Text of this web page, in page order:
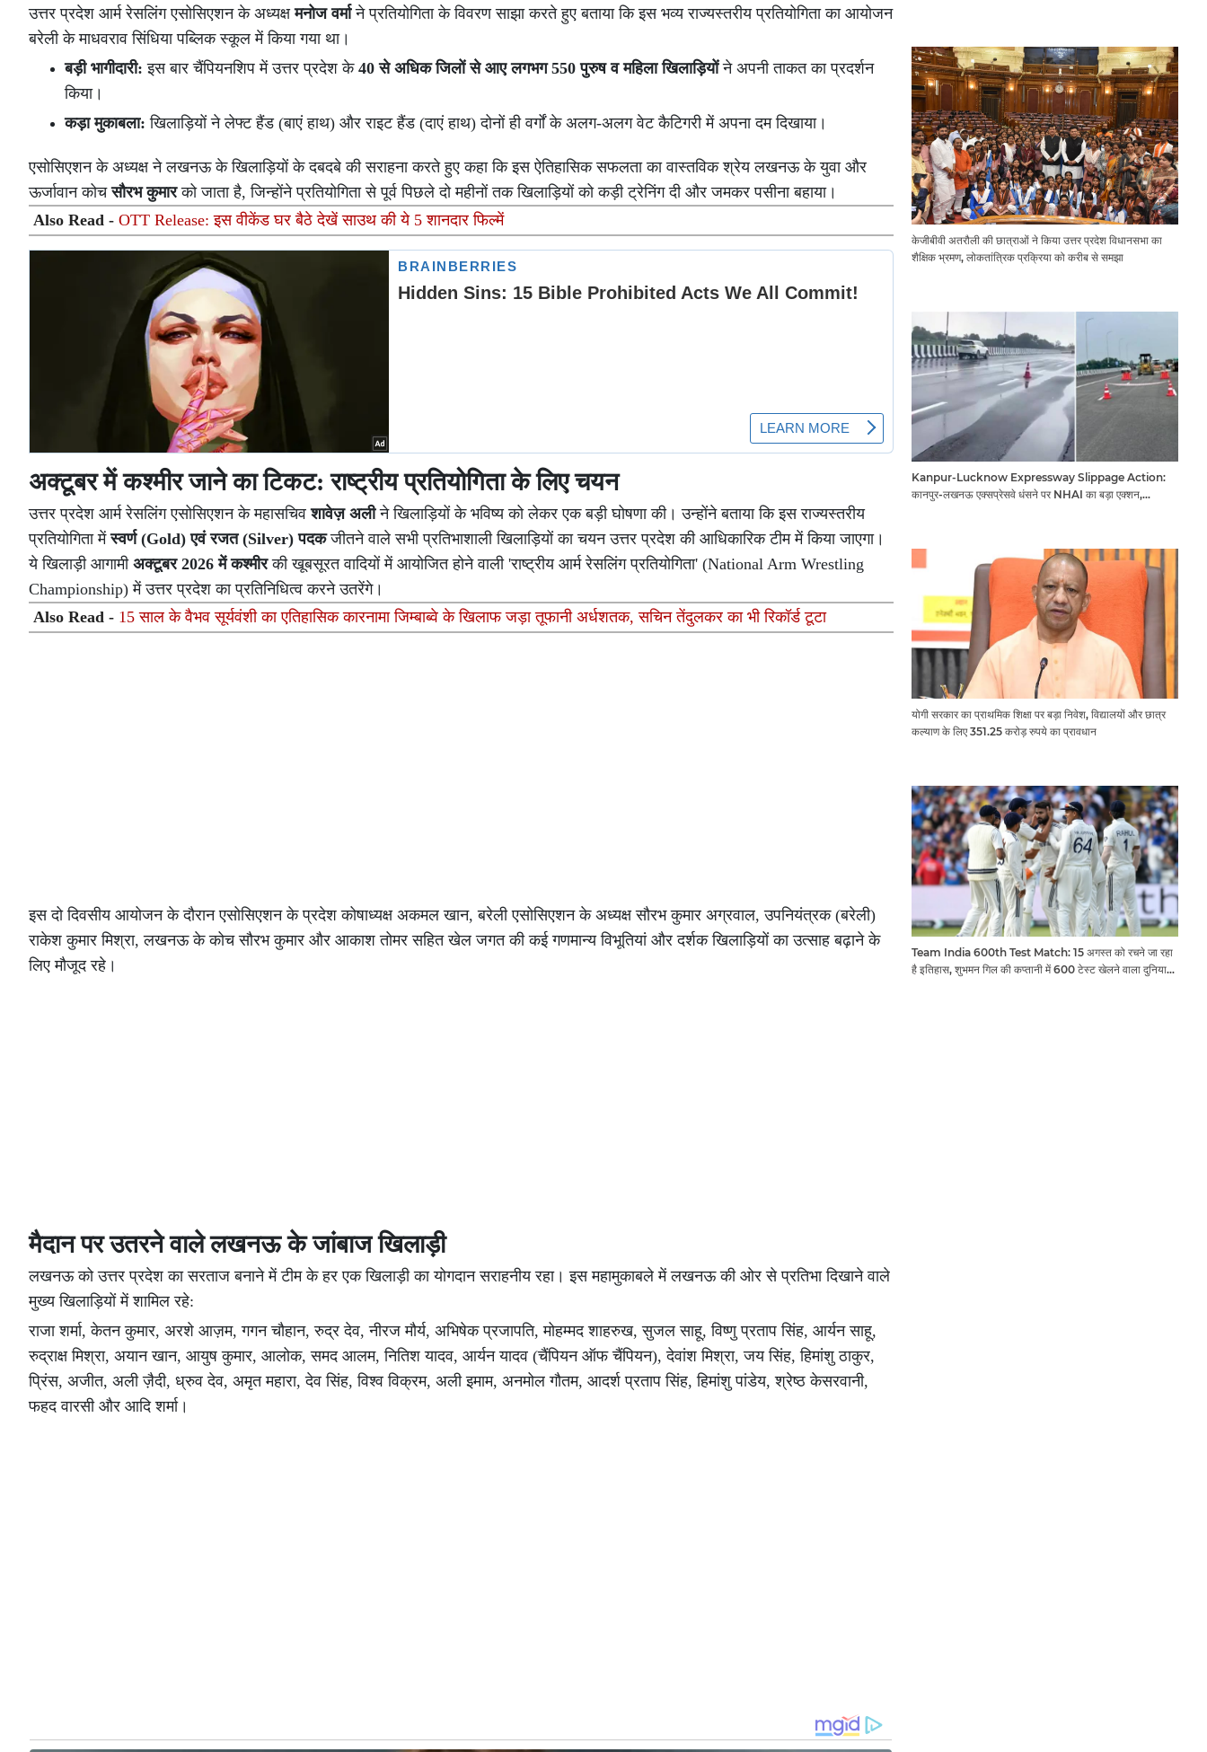
उत्तर प्रदेश आर्म रेसलिंग एसोसिएशन के अध्यक्षमनोज वर्माने प्रतियोगिता के विवरण साझा करते हुए बताया कि इस भव्य राज्यस्तरीय प्रतियोगिता का आयोजन
बरेली के माधवराव सिंधिया पब्लिक स्कूल में किया गया था।
बड़ी भागीदारी: इस बार चैंपियनशिप में उत्तर प्रदेश के 40 से अधिक जिलों से आए लगभग 550 पुरुष व महिला खिलाड़ियोंने अपनी ताकत का प्रदर्शन
किया।
कड़ा मुकाबला: खिलाड़ियों ने लेफ्ट हैंड (बाएं हाथ) और राइट हैंड (दाएं हाथ) दोनों ही वर्गों के अलग-अलग वेट कैटिगरी में अपना दम दिखाया।
एसोसिएशन के अध्यक्ष ने लखनऊ के खिलाड़ियों के दबदबे की सराहना करते हुए कहा कि इस ऐतिहासिक सफलता का वास्तविक श्रेय लखनऊ के युवा और
ऊर्जावान कोचसौरभ कुमारको जाता है, जिन्होंने प्रतियोगिता से पूर्व पिछले दो महीनों तक खिलाड़ियों को कड़ी ट्रेनिंग दी और जमकर पसीना बहाया।
Also Read - OTT Release: इस वीकेंड घर बैठे देखें साउथ की ये 5 शानदार फिल्में
अक्टूबर में कश्मीर जाने का टिकट: राष्ट्रीय प्रतियोगिता के लिए चयन
उत्तर प्रदेश आर्म रेसलिंग एसोसिएशन के महासचिवशावेज़ अलीने खिलाड़ियों के भविष्य को लेकर एक बड़ी घोषणा की। उन्होंने बताया कि इस राज्यस्तरीय
प्रतियोगिता मेंस्वर्ण (Gold) एवं रजत (Silver) पदकजीतने वाले सभी प्रतिभाशाली खिलाड़ियों का चयन उत्तर प्रदेश की आधिकारिक टीम में किया जाएगा।
ये खिलाड़ी आगामी अक्टूबर 2026 में कश्मीरकी खूबसूरत वादियों में आयोजित होने वाली 'राष्ट्रीय आर्म रेसलिंग प्रतियोगिता' (National Arm Wrestling
Championship) में उत्तर प्रदेश का प्रतिनिधित्व करने उतरेंगे।
Also Read - 15 साल के वैभव सूर्यवंशी का एतिहासिक कारनामा जिम्बाब्वे के खिलाफ जड़ा तूफानी अर्धशतक, सचिन तेंदुलकर का भी रिकॉर्ड टूटा
इस दो दिवसीय आयोजन के दौरान एसोसिएशन के प्रदेश कोषाध्यक्ष अकमल खान, बरेली एसोसिएशन के अध्यक्ष सौरभ कुमार अग्रवाल, उपनियंत्रक (बरेली)
राकेश कुमार मिश्रा, लखनऊ के कोच सौरभ कुमार और आकाश तोमर सहित खेल जगत की कई गणमान्य विभूतियां और दर्शक खिलाड़ियों का उत्साह बढ़ाने के
लिए मौजूद रहे।
मैदान पर उतरने वाले लखनऊ के जांबाज खिलाड़ी
लखनऊ को उत्तर प्रदेश का सरताज बनाने में टीम के हर एक खिलाड़ी का योगदान सराहनीय रहा। इस महामुकाबले में लखनऊ की ओर से प्रतिभा दिखाने वाले
मुख्य खिलाड़ियों में शामिल रहे:
राजा शर्मा, केतन कुमार, अरशे आज़म, गगन चौहान, रुद्र देव, नीरज मौर्य, अभिषेक प्रजापति, मोहम्मद शाहरुख, सुजल साहू, विष्णु प्रताप सिंह, आर्यन साहू,
रुद्राक्ष मिश्रा, अयान खान, आयुष कुमार, आलोक, समद आलम, नितिश यादव, आर्यन यादव (चैंपियन ऑफ चैंपियन), देवांश मिश्रा, जय सिंह, हिमांशु ठाकुर,
प्रिंस, अजीत, अली ज़ैदी, ध्रुव देव, अमृत महारा, देव सिंह, विश्व विक्रम, अली इमाम, अनमोल गौतम, आदर्श प्रताप सिंह, हिमांशु पांडेय, श्रेष्ठ केसरवानी,
फहद वारसी और आदि शर्मा।
केजीबीवी अतरौली की छात्राओं ने किया उत्तर प्रदेश विधानसभा का
शैक्षिक भ्रमण, लोकतांत्रिक प्रक्रिया को करीब से समझा
Kanpur-Lucknow Expressway Slippage Action:
कानपुर-लखनऊ एक्सप्रेसवे धंसने पर NHAI का बड़ा एक्शन,
योगी सरकार का प्राथमिक शिक्षा पर बड़ा निवेश, विद्यालयों और छात्र
कल्याण के लिए 351.25 करोड़ रुपये का प्रावधान
Team India 600th Test Match: 15 अगस्त को रचने जा रहा
है इतिहास, शुभमन गिल की कप्तानी में 600 टेस्ट खेलने वाला दुनिया